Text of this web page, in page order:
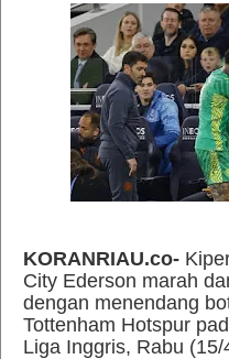
KORANRIAU.co-
City Ederson marah
dengan menendang
Tottenham Hotspur
Liga Inggris, Rabu